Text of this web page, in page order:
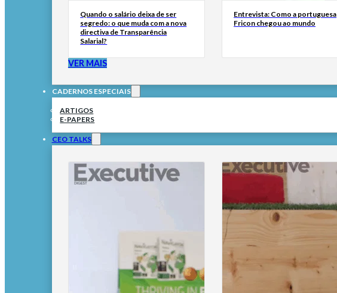
Quando o salário deixa de ser
segredo: o que muda com a nova
directiva de Transparência
Salarial?
Entrevista: Como a portuguesa
Fricon chegou ao mundo
VER MAIS
CADERNOS ESPECIAIS
ARTIGOS
E-PAPERS
CEO TALKS